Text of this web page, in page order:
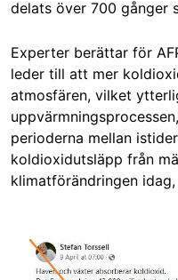
delats över 700 gånger
Experter berättar för
leder till att mer
atmosfären, vilket
perioderna mellan
koldioxidutsläpp från
klimatförändringen
Image